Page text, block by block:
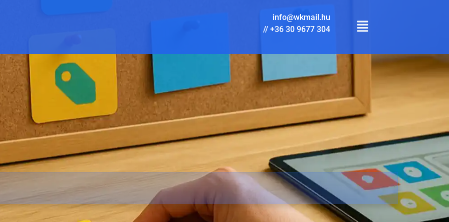
info@wkmail.hu
//+36 30 9677 304